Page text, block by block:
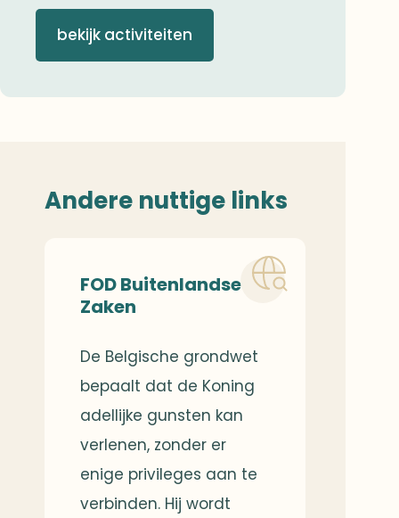
bekijk activiteiten
Andere nuttige links
FOD Buitenlandse
Zaken
De Belgische grondwet
bepaalt dat de Koning
adellijke gunsten kan
verlenen, zonder er
enige privileges aan te
verbinden. Hij wordt